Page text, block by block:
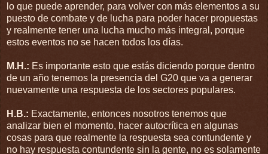
lo que puede aprender, para volver con más elementos a su
puesto de combate y de lucha para poder hacer propuestas
y realmente tener una lucha mucho más integral, porque
estos eventos no se hacen todos los días.
M.H.: Es importante esto que estás diciendo porque dentro
de un año tenemos la presencia del G20 que va a generar
nuevamente una respuesta de los sectores populares.
H.B.: Exactamente, entonces nosotros tenemos que
analizar bien el momento, hacer autocrítica en algunas
cosas para que realmente la respuesta sea contundente y
no hay respuesta contundente sin la gente, no es solamente